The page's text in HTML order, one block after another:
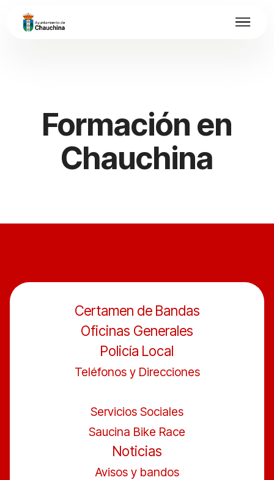
Formación en
Chauchina
Certamen de Bandas
Oficinas Generales
Policía Local
Teléfonos y Direcciones
Servicios Sociales
Saucina Bike Race
Noticias
Avisos y bandos